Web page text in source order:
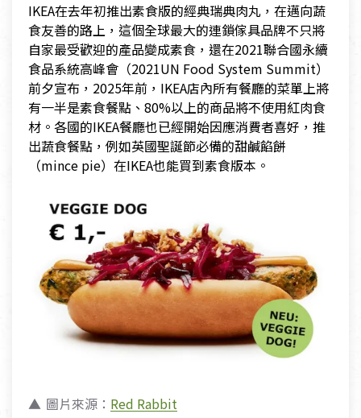
IKEA在去年初推出素食版的經典瑞典肉丸，在邁向蔬
食友善的路上，這個全球最大的連鎖傢具品牌不只將
自家最受歡迎的產品變成素食，還在2021聯合國永續
食品系統高峰會（2021UN Food System Summit）
前夕宣布，2025年前，IKEA店內所有餐廳的菜單上將
有一半是素食餐點、80%以上的商品將不使用紅肉食
材。各國的IKEA餐廳也已經開始因應消費者喜好，推
出蔬食餐點，例如英國聖誕節必備的甜鹹餡餅
（mince pie）在IKEA也能買到素食版本。
圖片來源： Red Rabbit